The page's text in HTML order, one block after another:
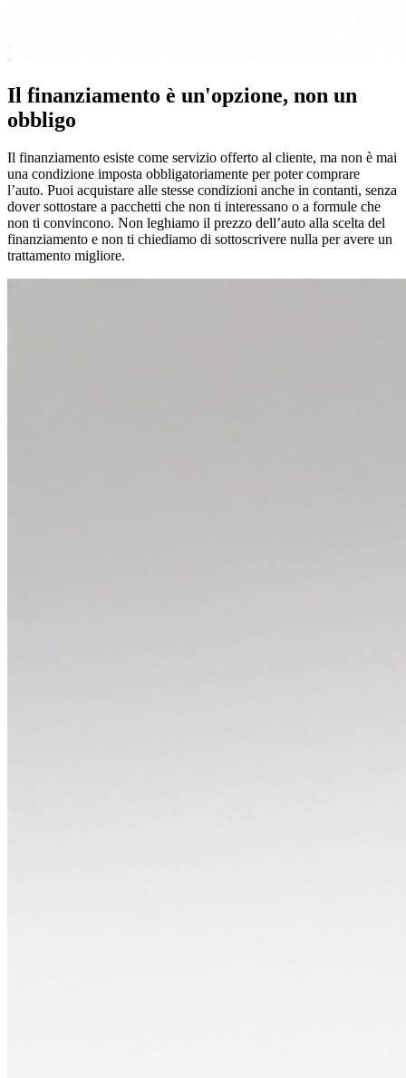
Il finanziamento è un'opzione, non un
obbligo
Il finanziamento esiste come servizio offerto al cliente, ma non è mai
una condizione imposta obbligatoriamente per poter comprare
l’auto. Puoi acquistare alle stesse condizioni anche in contanti, senza
dover sottostare a pacchetti che non ti interessano o a formule che
non ti convincono. Non leghiamo il prezzo dell’auto alla scelta del
finanziamento e non ti chiediamo di sottoscrivere nulla per avere un
trattamento migliore.